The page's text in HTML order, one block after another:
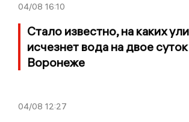
04/08 16:10
Стало известно, на каких
исчезнет вода на двое
Воронеже
04/08 12:27